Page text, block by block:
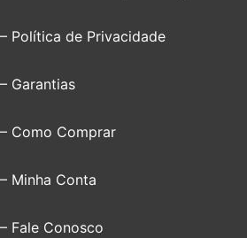
– Política de Privacidade
– Garantias
– Como Comprar
– Minha Conta
– Fale Conosco